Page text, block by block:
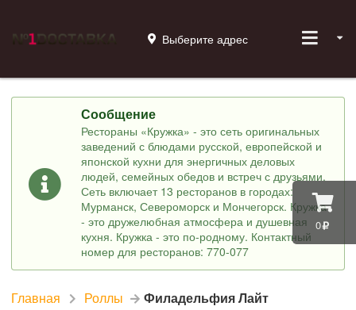
0
Выберите адрес
Сообщение
Рестораны «Кружка» - это сеть оригинальных
заведений с блюдами русской, европейской и
японской кухни для энергичных деловых
людей, семейных обедов и встреч с друзьями.
Сеть включает 13 ресторанов в городах:
Мурманск, Североморск и Мончегорск. Кружка
- это дружелюбная атмосфера и душевная
кухня. Кружка - это по-родному. Контактный
номер для ресторанов: 770-077
Главная Роллы Филадельфия Лайт